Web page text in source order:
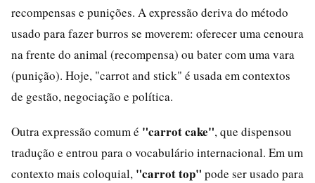
recompensas e punições. A expressão deriva do método
usado para fazer burros se moverem: oferecer uma cenoura
na frente do animal (recompensa) ou bater com uma vara
(punição). Hoje, "carrot and stick" é usada em contextos
de gestão, negociação e política.
Outra expressão comum é "carrot cake", que dispensou
tradução e entrou para o vocabulário internacional. Em um
contexto mais coloquial, "carrot top" pode ser usado para